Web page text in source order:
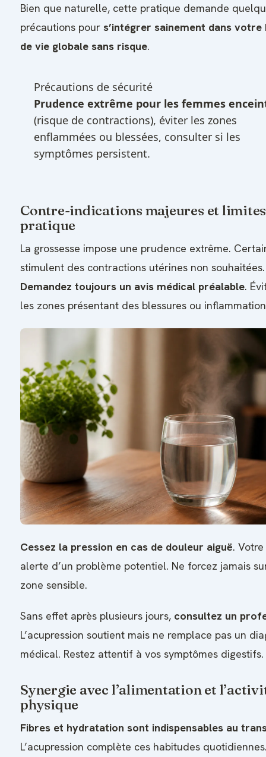
Bien que naturelle, cette pratique demande
précautions pour s’intégrer sainement dans votre
de vie globale sans risque.
Précautions de sécurité
Prudence extrême pour les femmes
(risque de contractions), éviter les zones
enflammées ou blessées, consulter si les
symptômes persistent.
Contre-indications majeures et
pratique
La grossesse impose une prudence extrême.
stimulent des contractions utérines non souhaitées.
Demandez toujours un avis médical préalable.
les zones présentant des blessures ou
Cessez la pression en cas de douleur aiguë.
alerte d’un problème potentiel. Ne forcez jamais
zone sensible.
Sans effet après plusieurs jours, consultez un
L’acupression soutient mais ne remplace pas un
médical. Restez attentif à vos symptômes digestifs.
Synergie avec l’alimentation et
physique
Fibres et hydratation sont indispensables au
L’acupression complète ces habitudes